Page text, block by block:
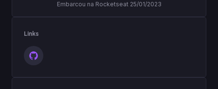
Embarcou na Rocketseat 25/01/2023
Links